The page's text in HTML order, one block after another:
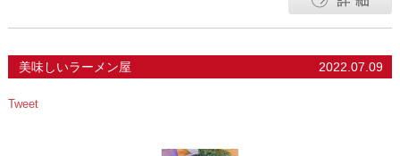
美味しいラーメン屋 2022.07.09
Tweet